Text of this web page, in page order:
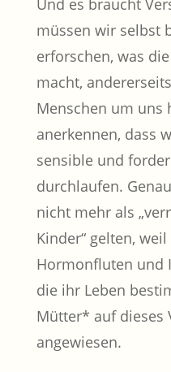
Und es braucht
müssen wir selbst
erforschen, was
macht,
Menschen um uns
anerkennen, dass
sensible und
durchlaufen.
nicht mehr als
Kinder“ gelten,
Hormonfluten und
die ihr Leben
Mütter* auf dieses
angewiesen.